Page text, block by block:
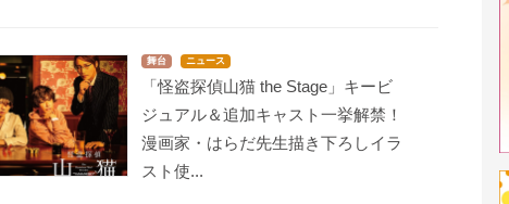
舞台 ニュース
「怪盗探偵山猫 the Stage」キービ
ジュアル＆追加キャスト一挙解禁！
漫画家・はらだ先生描き下ろしイラ
スト使...